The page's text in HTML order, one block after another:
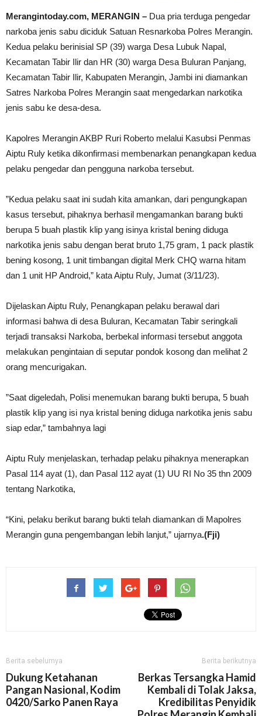
Merangintoday.com, MERANGIN – Dua pria terduga pengedar
narkoba jenis sabu diciduk Satuan Resnarkoba Polres Merangin.
Kedua pelaku berinisial SP (39) warga Desa Lubuk Napal,
Kecamatan Tabir Ilir dan HR (30) warga Desa Buluran Panjang,
Kecamatan Tabir Ilir, Kabupaten Merangin, Jambi ini diamankan
Satres Narkoba Polres Merangin saat mengedarkan narkotika
jenis sabu ke desa-desa.
Kapolres Merangin AKBP Ruri Roberto melalui Kasubsi Penmas
Aiptu Ruly ketika dikonfirmasi membenarkan penangkapan kedua
pelaku pengedar dan pengguna narkoba tersebut.
”Kedua pelaku saat ini sudah kita amankan, dari pengungkapan
kasus tersebut, pihaknya berhasil mengamankan barang bukti
berupa 5 buah plastik klip yang isinya kristal bening diduga
narkotika jenis sabu dengan berat bruto 1,75 gram, 1 pack plastik
bening kosong, 1 unit timbangan digital Merk CHQ warna hitam
dan 1 unit HP Android,” kata Aiptu Ruly, Jumat (3/11/23).
Dijelaskan Aiptu Ruly, Penangkapan pelaku berawal dari
informasi bahwa di desa Buluran, Kecamatan Tabir seringkali
terjadi transaksi Narkoba, berbekal informasi tersebut anggota
melakukan pengintaian di seputar pondok kosong dan melihat 2
orang mencurigakan.
”Saat digeledah, Polisi menemukan barang bukti berupa, 5 buah
plastik klip yang isi nya kristal bening diduga narkotika jenis sabu
siap edar,” tambahnya lagi
Aiptu Ruly menjelaskan, terhadap pelaku pihaknya menerapkan
Pasal 114 ayat (1), dan Pasal 112 ayat (1) UU RI No 35 thn 2009
tentang Narkotika,
“Kini, pelaku berikut barang bukti telah diamankan di Mapolres
Merangin guna pengembangan lebih lanjut,” ujarnya.(Fji)
Berita sebelumya
Dukung Ketahanan
Pangan Nasional, Kodim
0420/Sarko Panen Raya
Berita berikutnya
Berkas Tersangka Hamid
Kembali di Tolak Jaksa,
Kredibilitas Penyidik